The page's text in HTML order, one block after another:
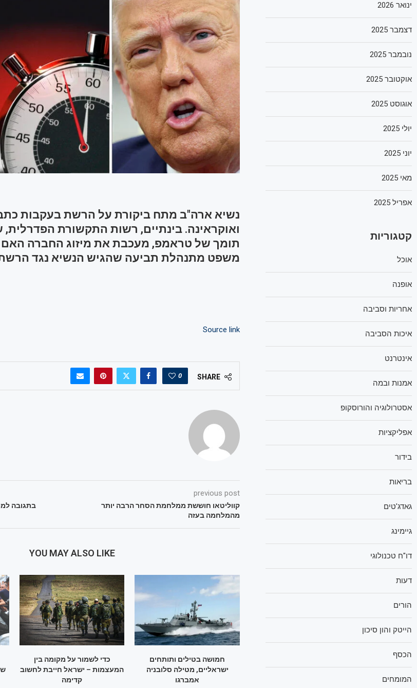
נשיא ארה"ב מתח ביקורת על הרשת בעקבות
ואוקראינה. בינתיים, רשות התקשורת
משפט מתנהלת תביעה שהגיש הנשיא נגד
Source link
SHARE
0
previous post
קווליטאו חוששת ממלחמת הסחר הרבה יותר
מהמלחמה בעזה
בתגובה
YOU MAY ALSO LIKE
כדי לשמור על מקומה בין
המעצמות – ישראל חייבת לחשוב
קדימה
חמושה בטילים ותותחים
ישראליים, מטילה סלובניה
אמברגו
ינואר 2026
דצמבר 2025
נובמבר 2025
אוקטובר 2025
אוגוסט 2025
יולי 2025
יוני 2025
מאי 2025
אפריל 2025
קטגוריות
אוכל
אופנה
אחריות וסביבה
איכות הסביבה
אינטרנט
אמנות ובמה
אסטרולוגיה והורוסקופ
אפליקציות
בידור
בריאות
גאדג'טים
גיימינג
דו"ח טכנולוגי
דעות
הורים
הייטק והון סיכון
הכסף
המומחים